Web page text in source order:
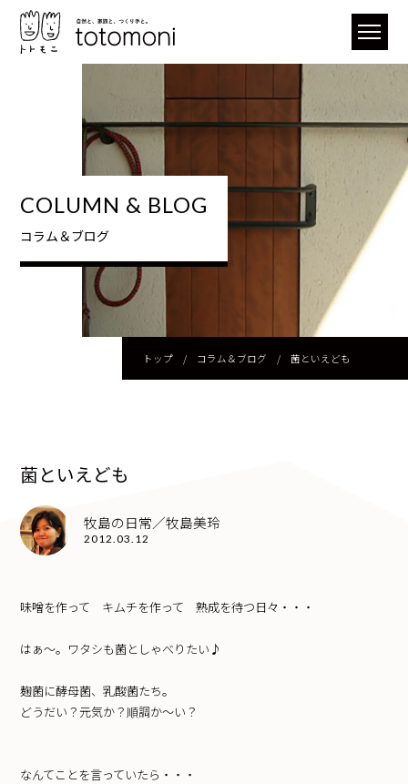
COLUMN & BLOG
コラム＆ブログ
トップ/ コラム＆ブログ / 菌といえども
菌といえども
牧島の日常／牧島美玲
2012.03.12
味噌を作って キムチを作って 熟成を待つ日々・・・
はぁ～。ワタシも菌としゃべりたい♪
麹菌に酵母菌、乳酸菌たち。
どうだい？元気か？順調か～い？
なんてことを言っていたら・・・